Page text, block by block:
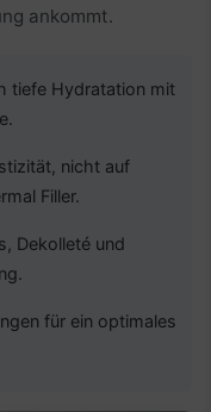
ankommt.
tiefe Hydratation mit
nicht auf
Filler.
Dekolleté und
für ein optimales